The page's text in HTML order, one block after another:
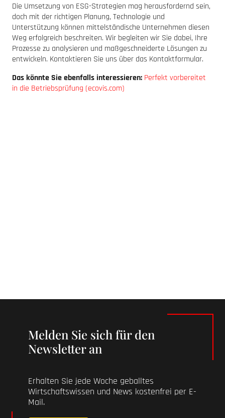
Die Umsetzung von ESG-Strategien mag herausfordernd sein,
doch mit der richtigen Planung, Technologie und
Unterstützung können mittelständische Unternehmen diesen
Weg erfolgreich beschreiten. Wir begleiten wir Sie dabei, Ihre
Prozesse zu analysieren und maßgeschneiderte Lösungen zu
entwickeln. Kontaktieren Sie uns über das Kontaktformular.
Das könnte Sie ebenfalls interessieren: Perfekt vorbereitet
in die Betriebsprüfung (ecovis.com)
Melden Sie sich für den
Newsletter an
Erhalten Sie jede Woche geballtes
Wirtschaftswissen und News kostenfrei per E-
Mail.